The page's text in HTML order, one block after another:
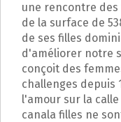
une rencontre des
de la surface de
de ses filles
d'améliorer notre
conçoit des
challenges depuis
l'amour sur la
canala filles ne